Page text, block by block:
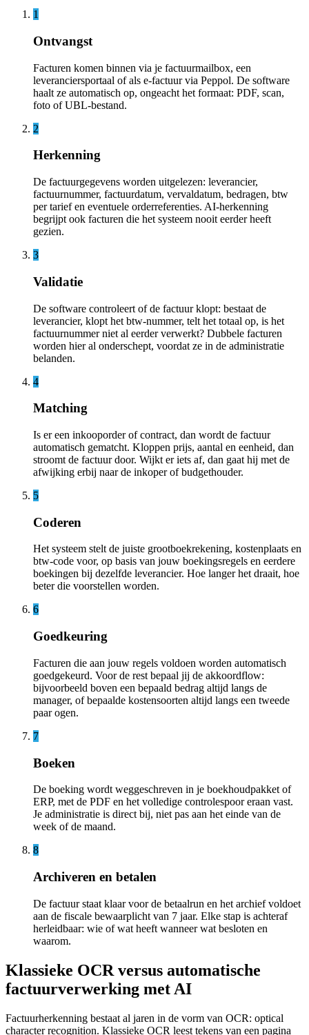
1
Ontvangst
Facturen komen binnen via je factuurmailbox, een
leveranciersportaal of als e-factuur via Peppol. De software
haalt ze automatisch op, ongeacht het formaat: PDF, scan,
foto of UBL-bestand.
2
Herkenning
De factuurgegevens worden uitgelezen: leverancier,
factuurnummer, factuurdatum, vervaldatum, bedragen, btw
per tarief en eventuele orderreferenties. AI-herkenning
begrijpt ook facturen die het systeem nooit eerder heeft
gezien.
3
Validatie
De software controleert of de factuur klopt: bestaat de
leverancier, klopt het btw-nummer, telt het totaal op, is het
factuurnummer niet al eerder verwerkt? Dubbele facturen
worden hier al onderschept, voordat ze in de administratie
belanden.
4
Matching
Is er een inkooporder of contract, dan wordt de factuur
automatisch gematcht. Kloppen prijs, aantal en eenheid, dan
stroomt de factuur door. Wijkt er iets af, dan gaat hij met de
afwijking erbij naar de inkoper of budgethouder.
5
Coderen
Het systeem stelt de juiste grootboekrekening, kostenplaats en
btw-code voor, op basis van jouw boekingsregels en eerdere
boekingen bij dezelfde leverancier. Hoe langer het draait, hoe
beter die voorstellen worden.
6
Goedkeuring
Facturen die aan jouw regels voldoen worden automatisch
goedgekeurd. Voor de rest bepaal jij de akkoordflow:
bijvoorbeeld boven een bepaald bedrag altijd langs de
manager, of bepaalde kostensoorten altijd langs een tweede
paar ogen.
7
Boeken
De boeking wordt weggeschreven in je boekhoudpakket of
ERP, met de PDF en het volledige controlespoor eraan vast.
Je administratie is direct bij, niet pas aan het einde van de
week of de maand.
8
Archiveren en betalen
De factuur staat klaar voor de betaalrun en het archief voldoet
aan de fiscale bewaarplicht van 7 jaar. Elke stap is achteraf
herleidbaar: wie of wat heeft wanneer wat besloten en
waarom.
Klassieke OCR versus automatische
factuurverwerking met AI
Factuurherkenning bestaat al jaren in de vorm van OCR: optical
character recognition. Klassieke OCR leest tekens van een pagina